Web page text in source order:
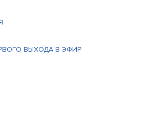
ВЫХОДА В ЭФИР